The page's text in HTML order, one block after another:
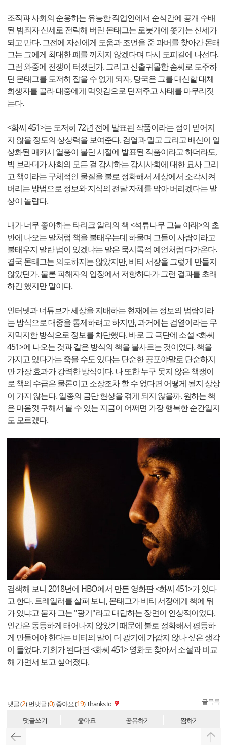
조직과 사회의 순응하는 유능한 직업인에서 순식간에 공개 수배
된 범죄자 신세로 전락해 버린 몬태그는 로봇개에 쫓기는 신세가
되고 만다. 그전에 자신에게 도움과 조언을 준 파버를 찾아간 몬태
그는 그에게 최대한 폐를 끼치지 않겠다며 다시 도피길에 나선다.
그런 와중에 전쟁이 터졌던가. 그리고 신출귀몰한 솜씨로 도주하
던 몬태그를 도저히 잡을 수 없게 되자, 당국은 그를 대신할 대체
희생자를 골라 대중에게 먹잇감으로 던져주고 사태를 마무리짓
는다.
<화씨 451>는 도저히 72년 전에 발표된 작품이라는 점이 믿어지
지 않을 정도의 상상력을 보여준다. 검열과 밀고 그리고 배신이 일
상화된 매카시 열풍이 불던 시절에 발표된 작품이라고 하더라도,
빅 브라더가 사회의 모든 걸 감시하는 감시사회에 대한 묘사 그리
고 책이라는 구체적인 물질을 불로 정화해서 세상에서 소각시켜
버리는 방법으로 정보와 지식의 전달 자체를 막아 버리겠다는 발
상이 놀랍다.
내가 너무 좋아하는 타리크 알리의 책 <석류나무 그늘 아래>의 초
반에 나오는 말처럼 책을 불태우는데 하물며 그들이 사람이라고
불태우지 말란 법이 있겠냐는 말은 묵시록적 예언처럼 다가온다.
결국 몬태그는 의도하지는 않았지만, 비티 서장을 그렇게 만들지
않았던가. 물론 피해자의 입장에서 저항하다가 그런 결과를 초래
하긴 했지만 말이다.
인터넷과 너튜브가 세상을 지배하는 현재에는 정보의 범람이라
는 방식으로 대중을 통제하려고 하지만, 과거에는 검열이라는 무
지막지한 방식으로 정보를 차단했다. 바로 그 극단에 소설 <화씨
451>에 나오는 것과 같은 방식의 책을 불사르는 것이었다. 책을
가지고 있다가는 죽을 수도 있다는 단순한 공포야말로 단순하지
만 가장 효과가 강력한 방식이다. 나 또한 누구 못지 않은 책쟁이
로 책의 수급은 물론이고 소장조차 할 수 없다면 어떻게 될지 상상
이 가지 않는다. 일종의 금단 현상을 겪게 되지 않을까. 원하는 책
은 마음껏 구해서 볼 수 있는 지금이 어쩌면 가장 행복한 순간일지
도 모르겠다.
검색해 보니 2018년에 HBO에서 만든 영화판 <화씨 451>가 있다
고 한다. 트레일러를 살펴 보니, 몬태그가 비티 서장에게 책에 뭐
가 있냐고 묻자 그는 "광기"라고 대답하는 장면이 인상적이었다.
인간은 동등하게 태어나지 않았기 때문에 불로 정화해서 평등하
게 만들어야 한다는 비티의 말이 더 광기에 가깝지 않나 싶은 생각
이 들었다. 기회가 된다면 <화씨 451> 영화도 찾아서 소설과 비교
해 가면서 보고 싶어졌다.
댓글 (2) 먼댓글 (0) 좋아요 (19)ThanksTo 글목록
댓글쓰기 좋아요 공유하기 찜하기